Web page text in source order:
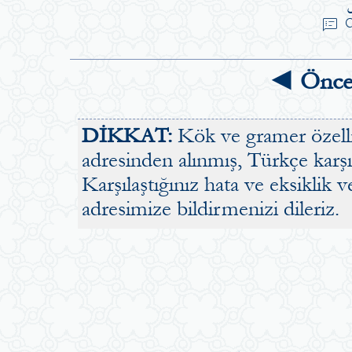
speaker_notes
◄
DİKKAT: Kök ve gramer
adresinden alınmış, Türkçe
Karşılaştığınız hata ve
adresimize bildirmenizi dileriz.